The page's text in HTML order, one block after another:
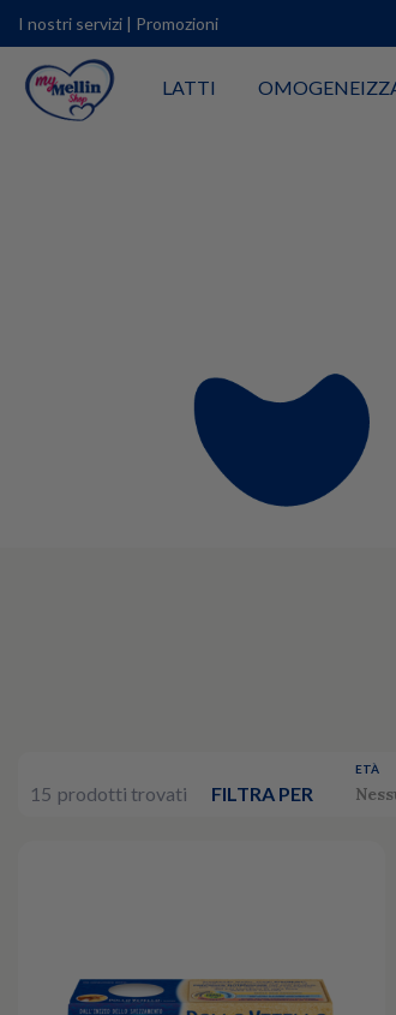
I nostri servizi | Promozioni
LATTI
15 prodotti trovati FILTRA PER
ETÀ